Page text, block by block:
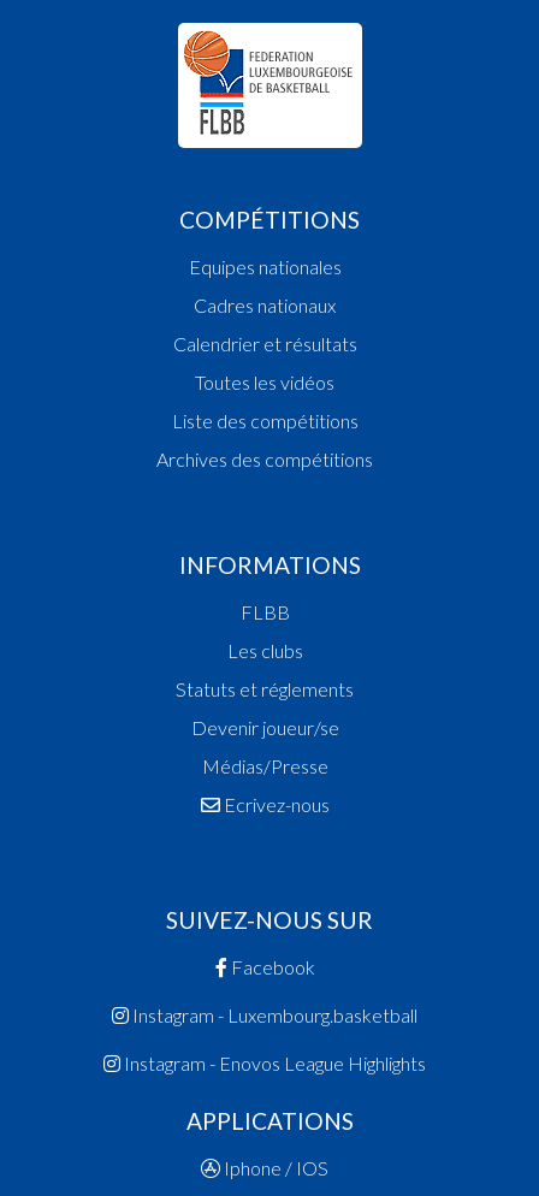
COMPÉTITIONS
Equipes nationales
Cadres nationaux
Calendrier et résultats
Toutes les vidéos
Liste des compétitions
Archives des compétitions
INFORMATIONS
FLBB
Les clubs
Statuts et réglements
Devenir joueur/se
Médias/Presse
Ecrivez-nous
SUIVEZ-NOUS SUR
Facebook
Instagram - Luxembourg.basketball
Instagram - Enovos League Highlights
APPLICATIONS
Iphone / IOS